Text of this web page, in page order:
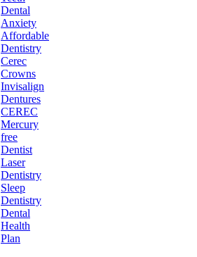
Dental
Anxiety
Affordable
Dentistry
Cerec
Crowns
Invisalign
Dentures
CEREC
Mercury
free
Dentist
Laser
Dentistry
Sleep
Dentistry
Dental
Health
Plan